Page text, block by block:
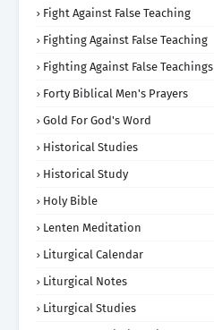
Fight Against False Teaching
Fighting Against False Teaching
Fighting Against False Teachings
Forty Biblical Men's Prayers
Gold For God's Word
Historical Studies
Historical Study
Holy Bible
Lenten Meditation
Liturgical Calendar
Liturgical Notes
Liturgical Studies